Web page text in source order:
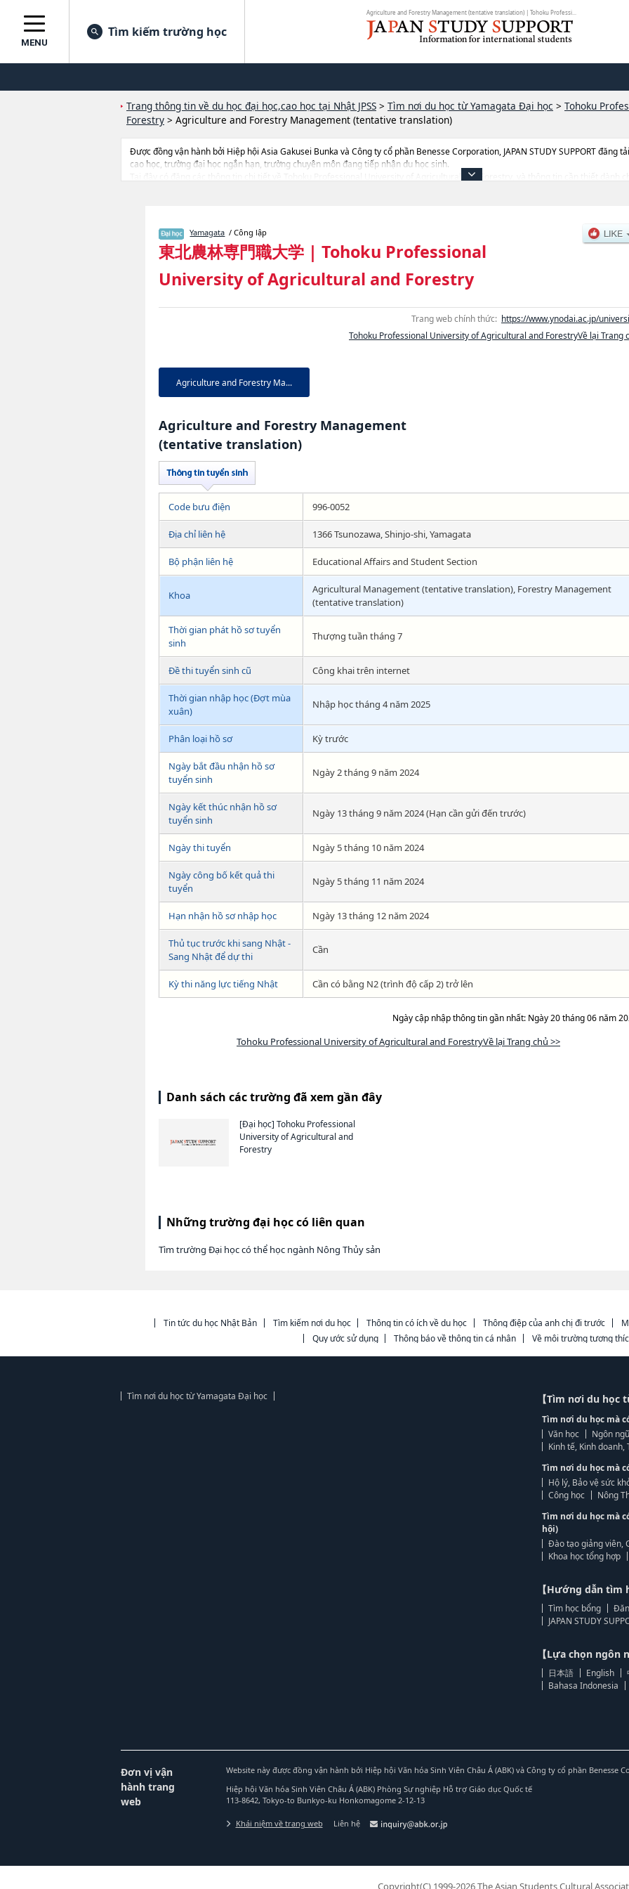
Agriculture and Forestry Management (tentative translation) | Tohoku Professi...
MENU
Tìm kiếm trường học
Trang thông tin về du học đại học,cao học tại Nhật JPSS > Tìm nơi du học từ Yamagata Đại học > Tohoku
Forestry > Agriculture and Forestry Management (tentative translation)
Được đồng vận hành bởi Hiệp hội Asia Gakusei Bunka và Công ty cổ phần Benesse Corporation, JAPAN STUDY SUPPORT đăng
cao học, trường đại học ngắn hạn, trường chuyên môn đang tiếp nhận du học sinh.
Tại đây có đăng các thông tin chi tiết về Tohoku Professional University of Agricultural and Forestry, và thông tin cần thiết dành
Yamagata / Công lập
東北農林専門職大学 | Tohoku Professional
University of Agricultural and Forestry
Trang web chính thức: https://www.ynodai.ac.jp/
Tohoku Professional University of Agricultural and ForestryVề lại Trang
Agriculture and Forestry Ma...
Agriculture and Forestry Management
(tentative translation)
Code bưu điện 996-0052
Địa chỉ liên hệ 1366 Tsunozawa, Shinjo-shi, Yamagata
Bộ phận liên hệ Educational Affairs and Student Section
Khoa
Agricultural Management (tentative translation), Forestry Management
(tentative translation)
Thời gian phát hồ sơ tuyển
sinh
Thượng tuần tháng 7
Đề thi tuyển sinh cũ Công khai trên internet
Thời gian nhập học (Đợt mùa
xuân)
Nhập học tháng 4 năm 2025
Phân loại hồ sơ Kỳ trước
Ngày bắt đầu nhận hồ sơ
tuyển sinh
Ngày 2 tháng 9 năm 2024
Ngày kết thúc nhận hồ sơ
tuyển sinh
Ngày 13 tháng 9 năm 2024 (Hạn cần gửi đến trước)
Ngày thi tuyển Ngày 5 tháng 10 năm 2024
Ngày công bố kết quả thi
tuyển
Ngày 5 tháng 11 năm 2024
Hạn nhận hồ sơ nhập học Ngày 13 tháng 12 năm 2024
Thủ tục trước khi sang Nhật -
Sang Nhật để dự thi
Cần
Kỳ thi năng lực tiếng Nhật Cần có bằng N2 (trình độ cấp 2) trở lên
Ngày cập nhập thông tin gần nhất: Ngày 20 tháng 06 năm
Tohoku Professional University of Agricultural and ForestryVề lại Trang chủ >>
Danh sách các trường đã xem gần đây
[Đại học] Tohoku Professional
University of Agricultural and
Forestry
Những trường đại học có liên quan
Tìm trường Đại học có thể học ngành Nông Thủy sản
Tin tức du học Nhật Bản Tìm kiếm nơi du học Thông tin có ích về du học Thông điệp của anh chị đi trước
Quy ước sử dụng
Thông báo về thông tin cá nhân Về môi trường tương
Tìm nơi du học từ Yamagata Đại học 【Tìm nơi du học
Tìm nơi du học mà
Văn học
Ngôn
Kinh tế, Kinh
Tìm nơi du học mà
Hộ lý, Bảo vệ sức
Công học
Nông
Tìm nơi du học mà
hội)
Đào tạo giảng viên,
Khoa học tổng hợp
【Hướng dẫn tìm
Tìm học bổng
JAPAN STUDY
【Lựa chọn ngôn
日本語 English
Bahasa Indonesia
Đơn vị vận
hành trang
web
Website này được đồng vận hành bởi Hiệp hội Văn hóa Sinh Viên Châu Á (ABK) và Công ty cổ phần Benesse
Hiệp hội Văn hóa Sinh Viên Châu Á (ABK) Phòng Sự nghiệp Hỗ trợ Giáo dục Quốc tế
113-8642, Tokyo-to Bunkyo-ku Honkomagome 2-12-13
Khái niệm về trang web Liên hệ
Copyright(C) 1999-2026 The Asian Students Cultural